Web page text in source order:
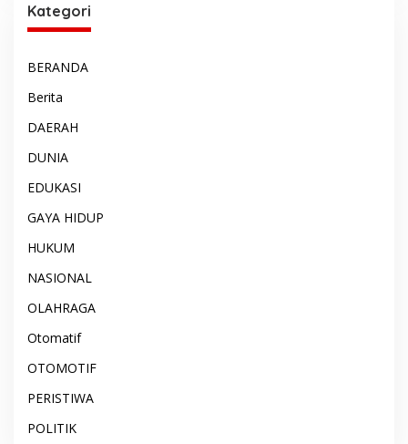
Kategori
BERANDA
Berita
DAERAH
DUNIA
EDUKASI
GAYA HIDUP
HUKUM
NASIONAL
OLAHRAGA
Otomatif
OTOMOTIF
PERISTIWA
POLITIK